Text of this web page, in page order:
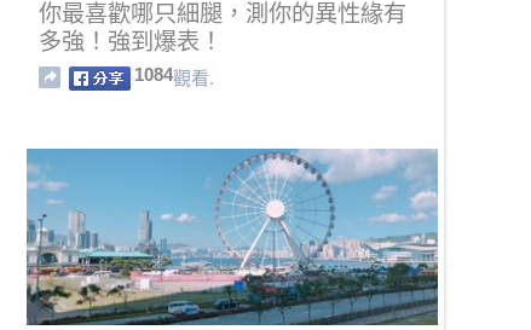
你最喜歡哪只細腿，測你的異性緣有
多強！強到爆表！
1084觀看.